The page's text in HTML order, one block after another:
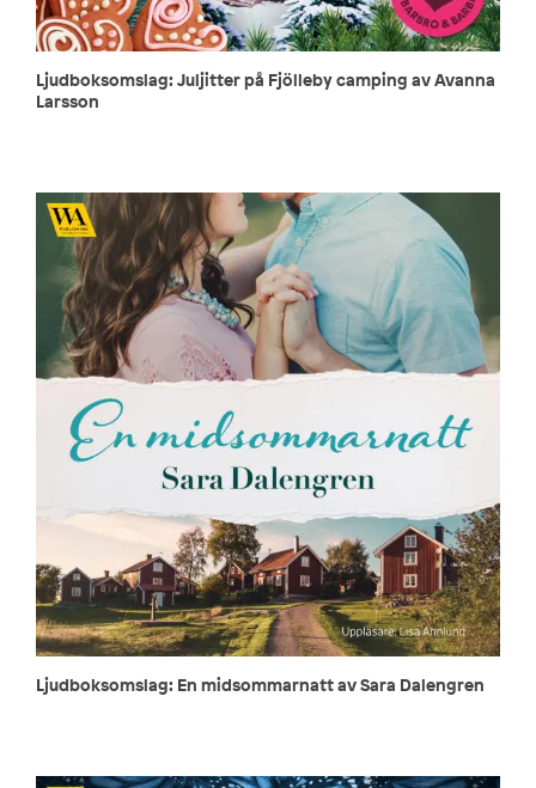
Ljudboksomslag: Juljitter på Fjölleby camping av Avanna
Larsson
Ljudboksomslag: En midsommarnatt av Sara Dalengren